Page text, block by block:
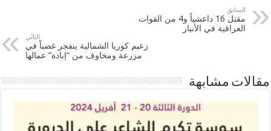
السابق
مقتل 16 داعشياً و4 من القوات
العراقية في الأنبار
التالي
زعيم كوريا الشمالية ينفجر غضباً في
مزرعة ومخاوف من “إبادة” عمالها
مقالات مشابهة